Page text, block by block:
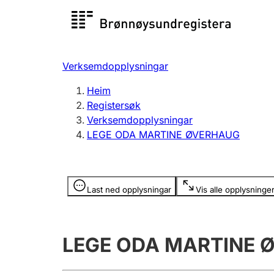
Registersøk
Registrere, endre, slette
Verksemdopplysningar
Heim
Registersøk
Verksemdopplysningar
LEGE ODA MARTINE ØVERHAUG
Last ned opplysningar Vis alle opplysninger
Opplysninger er skjult
LEGE ODA MARTINE